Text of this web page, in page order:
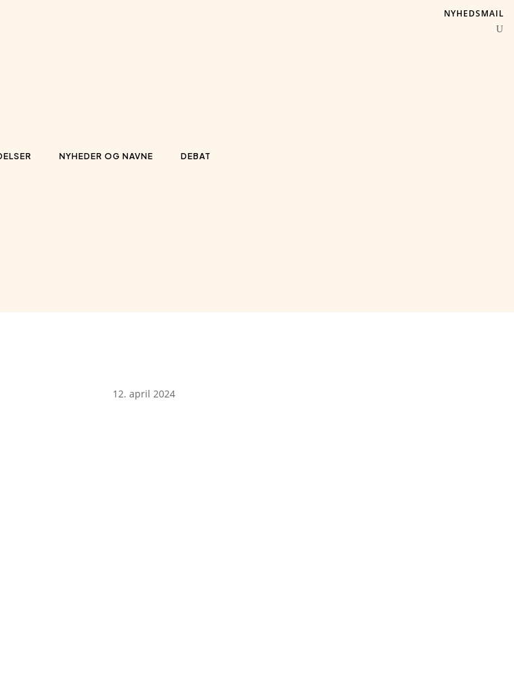
NYHEDER OG NAVNE DEBAT
NYHEDSMAIL
12. april 2024